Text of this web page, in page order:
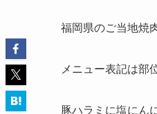
福岡県のご当地焼
メニュー表記は部
豚ハラミに塩にん